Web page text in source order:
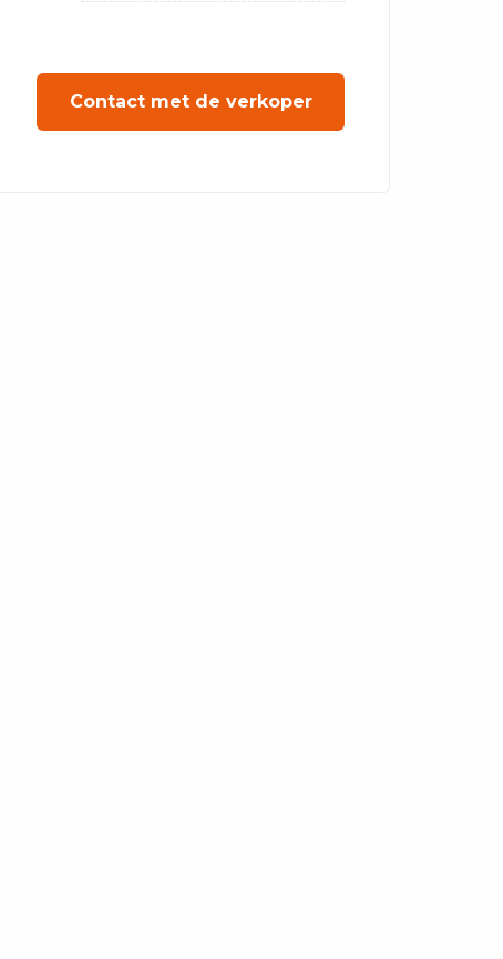
Contact met de verkoper